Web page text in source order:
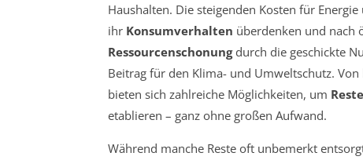
Haushalten. Die steigenden Kosten für
ihr Konsumverhalten überdenken und nach
Ressourcenschonungdurch die geschickte
Beitrag für den Klima- und Umweltschutz.
bieten sich zahlreiche Möglichkeiten, um
etablieren – ganz ohne großen Aufwand.
Während manche Reste oft unbemerkt